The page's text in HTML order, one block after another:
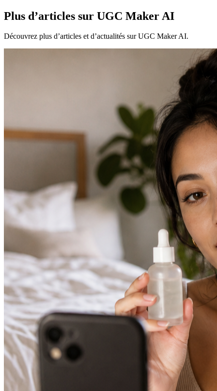
Plus d’articles sur UGC Maker AI
Découvrez plus d’articles et d’actualités sur UGC Maker AI.